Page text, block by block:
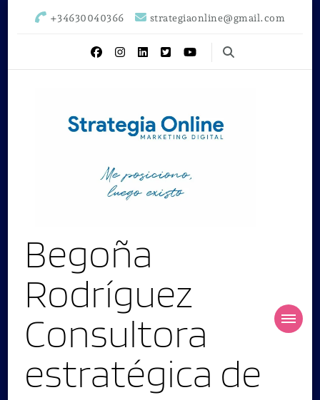
+34630040366 strategiaonline@gmail.com
Begoña
Rodríguez
Consultora
estratégica de